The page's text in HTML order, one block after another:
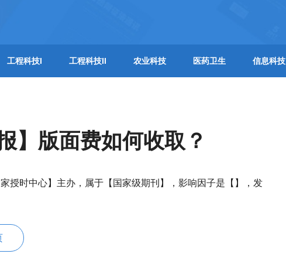
工程科技I 工程科技II 农业科技 医药卫生 信息科技
】版面费如何收取？
授时中心】主办，属于【国家级期刊】，影响因子是【】，发